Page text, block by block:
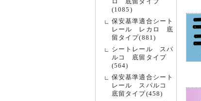
(1085)
保安基準適合シート
レール レカロ 底
留タイプ(881)
シートレール スパ
ルコ 底留タイプ
(564)
保安基準適合シート
レール スパルコ
底留タイプ(458)